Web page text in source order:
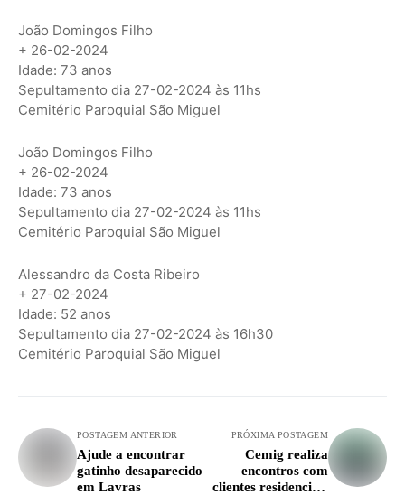
João Domingos Filho
+ 26-02-2024
Idade: 73 anos
Sepultamento dia 27-02-2024 às 11hs
Cemitério Paroquial São Miguel
João Domingos Filho
+ 26-02-2024
Idade: 73 anos
Sepultamento dia 27-02-2024 às 11hs
Cemitério Paroquial São Miguel
Alessandro da Costa Ribeiro
+ 27-02-2024
Idade: 52 anos
Sepultamento dia 27-02-2024 às 16h30
Cemitério Paroquial São Miguel
POSTAGEM ANTERIOR
Ajude a encontrar
gatinho desaparecido
em Lavras
PRÓXIMA POSTAGEM
Cemig realiza
encontros com
clientes residenciais